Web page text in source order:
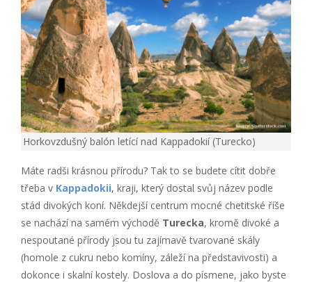
Horkovzdušný balón letící nad Kappadokií (Turecko)
Máte radši krásnou přírodu? Tak to se budete cítit dobře
třeba v Kappadokii, kraji, který dostal svůj název podle
stád divokých koní. Někdejší centrum mocné chetitské říše
se nachází na samém východě Turecka, kromě divoké a
nespoutané přírody jsou tu zajímavě tvarované skály
(homole z cukru nebo komíny, záleží na představivosti) a
dokonce i skalní kostely. Doslova a do písmene, jako byste